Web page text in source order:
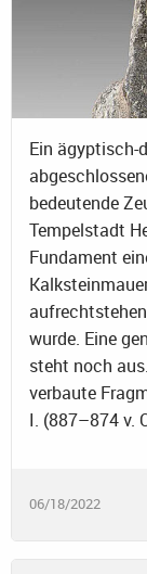
Ein ägyptisch-
bedeutende
Tempelstadt
Fundament
wurde. Eine
steht noch
verbaute
I. (887–874 v.
06/18/2022